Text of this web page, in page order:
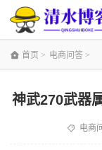
首页 > 电商问答 >
神武270武器
电商